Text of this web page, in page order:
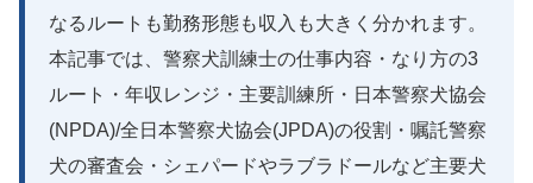
なるルートも勤務形態も収入も大きく分かれます。
本記事では、警察犬訓練士の仕事内容・なり方の3
ルート・年収レンジ・主要訓練所・日本警察犬協会
(NPDA)/全日本警察犬協会(JPDA)の役割・嘱託警察
犬の審査会・シェパードやラブラドールなど主要犬